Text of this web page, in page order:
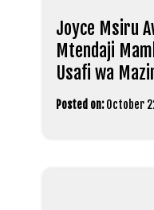
Joyce Msiru
Mtendaji
Usafi wa
Posted on: October